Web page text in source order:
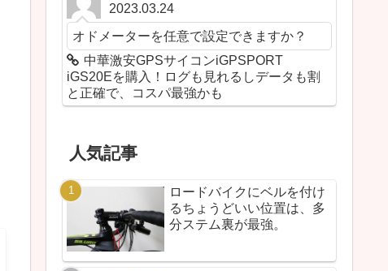
2023.03.24
オドメーターを任意で設定できますか？
中華激安GPSサイコンiGPSPORT
iGS20Eを購入！ログも見れるしデータも割
と正確で、コスパ最強かも
人気記事
ロードバイクにベルを付け
るちょうどいい位置は、多
分ステム裏が最強。